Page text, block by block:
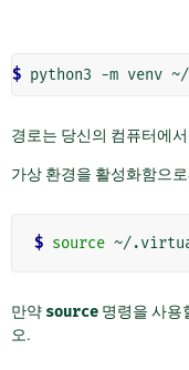
$ python3 -m venv
경로는 당신의 컴퓨터에
가상 환경을 활성화함으
$ source
만약 source 명령을 사용
오.